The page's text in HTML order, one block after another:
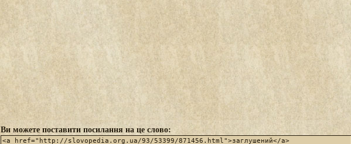
Ви можете поставити посилання на це слово: